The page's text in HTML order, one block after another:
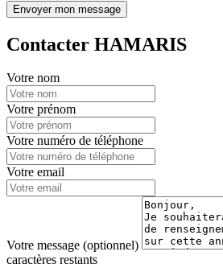
Envoyer mon message
Contacter HAMARIS
Votre nom
Votre prénom
Votre numéro de téléphone
Votre email
Votre message (optionnel)
caractères restants